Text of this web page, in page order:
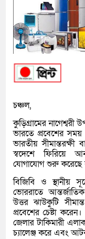
চঞ্চল,
কুড়িগ্রামের নাগেশ্বরী
ভারতে প্রবেশের
ভারতীয়
স্বদেশে ফিরিয়ে
যোগাযোগ শুরু করেছে
বিজিবি ও স্থানীয়
ভোররাতে
উত্তর ঝাউকুটি
প্রবেশের চেষ্টা
জেলার টাকিমারী
চ্যালেঞ্জ করে এবং